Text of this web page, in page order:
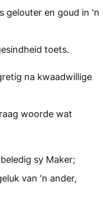
gelouter en goud in 'n
toets.
na kwaadwillige
woorde wat
sy Maker;
van 'n ander,